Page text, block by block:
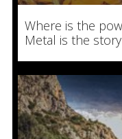
Where is the
Metal is the story